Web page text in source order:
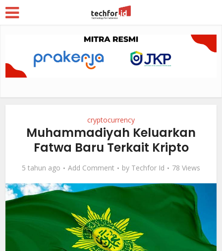
cryptocurrency
Muhammadiyah Keluarkan
Fatwa Baru Terkait Kripto
5 tahun ago Add Comment by Techfor Id 78 Views